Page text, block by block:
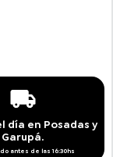
día en Posadas y
Garupá.
antes de las 16:30hs